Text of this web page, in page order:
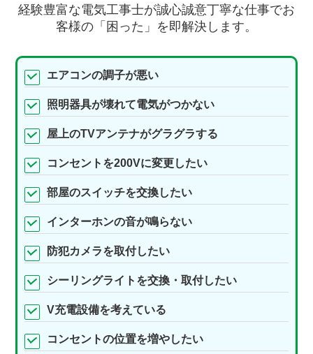
経験豊富な電気工事士が誠心誠意丁寧な仕事でお
客様の「困った」を即解決します。
エアコンの調子が悪い
照明器具が壊れて電気がつかない
屋上のTVアンテナがグラグラする
コンセントを200Vに変更したい
部屋のスイッチを交換したい
インターホンの音が鳴らない
防犯カメラを取付したい
シーリングライトを交換・取付したい
V充電設備を考えている
コンセントの位置を増やしたい